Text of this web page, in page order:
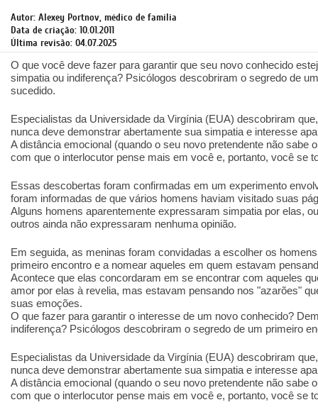
Autor: Alexey Portnov, médico de família
Data de criação: 10.01.2011
Última revisão: 04.07.2025
O que você deve fazer para garantir que seu novo conhecido
simpatia ou indiferença? Psicólogos descobriram o segredo de
sucedido.
Especialistas da Universidade da Virgínia (EUA) descobriram
nunca deve demonstrar abertamente sua simpatia e interesse
A distância emocional (quando o seu novo pretendente não sabe
com que o interlocutor pense mais em você e, portanto, você se
Essas descobertas foram confirmadas em um experimento
foram informadas de que vários homens haviam visitado suas
Alguns homens aparentemente expressaram simpatia por elas,
outros ainda não expressaram nenhuma opinião.
Em seguida, as meninas foram convidadas a escolher os
primeiro encontro e a nomear aqueles em quem estavam
Acontece que elas concordaram em se encontrar com aqueles
amor por elas à revelia, mas estavam pensando nos "azarões"
suas emoções.
O que fazer para garantir o interesse de um novo conhecido?
indiferença? Psicólogos descobriram o segredo de um primeiro
Especialistas da Universidade da Virgínia (EUA) descobriram
nunca deve demonstrar abertamente sua simpatia e interesse
A distância emocional (quando o seu novo pretendente não sabe
com que o interlocutor pense mais em você e, portanto, você se